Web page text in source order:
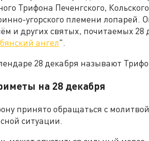
Трифона Печенгского,
угорского племени лопарей.
и других святых, почитаемых 28
ангел".
28 декабря называют
на 28 декабря
принято обращаться с
ситуации.